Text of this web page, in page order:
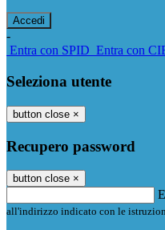
-
Entra con SPID Entra con
Seleziona utente
button close ×
Recupero password
button close ×
all'indirizzo indicato con le